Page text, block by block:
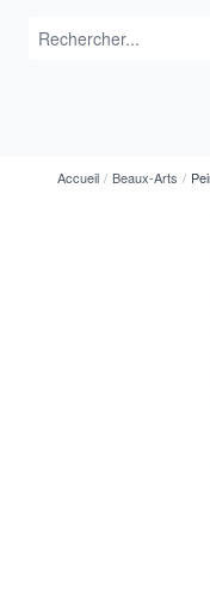
Accueil / Beaux-Arts /